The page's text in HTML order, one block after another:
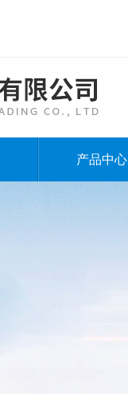
产品中心